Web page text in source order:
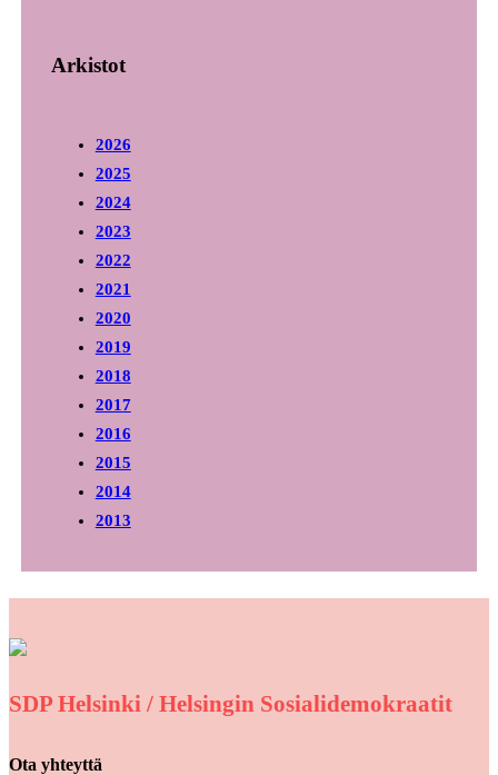
Arkistot
2026
2025
2024
2023
2022
2021
2020
2019
2018
2017
2016
2015
2014
2013
SDP Helsinki / Helsingin Sosialidemokraatit
Ota yhteyttä